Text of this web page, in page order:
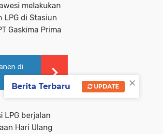
melakukan
LPG di Stasiun
Gaskima Prima
di
LPG berjalan
Hari Ulang
×
Berita Terbaru UPDATE